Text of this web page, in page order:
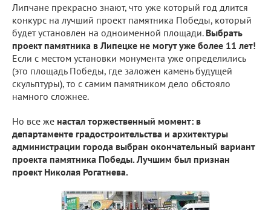
Липчане прекрасно знают, что уже который год длится
конкурс на лучший проект памятника Победы, который
будет установлен на одноименной площади. Выбрать
проект памятника в Липецке не могут уже более 11 лет!
Если с местом установки монумента уже определились
(это площадь Победы, где заложен камень будущей
скульптуры), то с самим памятником дело обстояло
намного сложнее.
Но все же настал торжественный момент: в
департаменте градостроительства и архитектуры
администрации города выбран окончательный вариант
проекта памятника Победы. Лучшим был признан
проект Николая Рогатнева.